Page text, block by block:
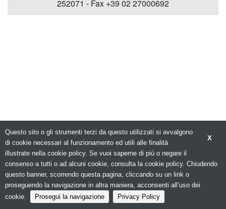
252071 - Fax +39 02 27000692
X
Questo sito o gli strumenti terzi da questo utilizzati si avvalgono
di cookie necessari al funzionamento ed utili alle finalità
illustrate nella cookie policy. Se vuoi saperne di più o negare il
consenso a tutti o ad alcuni cookie, consulta la cookie policy. Chiudendo
questo banner, scorrendo questa pagina, cliccando su un link o
proseguendo la navigazione in altra maniera, acconsenti all’uso dei
cookie.
Prosegui la navigazione Privacy Policy